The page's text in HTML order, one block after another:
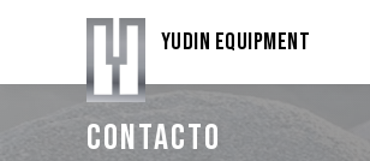
YUDIN Equipment
Contacto